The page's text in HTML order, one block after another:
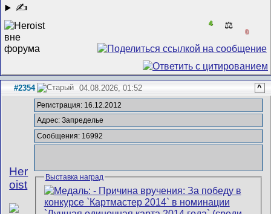
✍
4 ⚖️
0
#2354 04.08.2026, 01:52 ^
Her
oist
Регистрация: 16.12.2012
Адрес: Запределье
Сообщения: 16992
Выставка наград